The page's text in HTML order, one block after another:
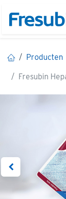
Producten
Fresubin